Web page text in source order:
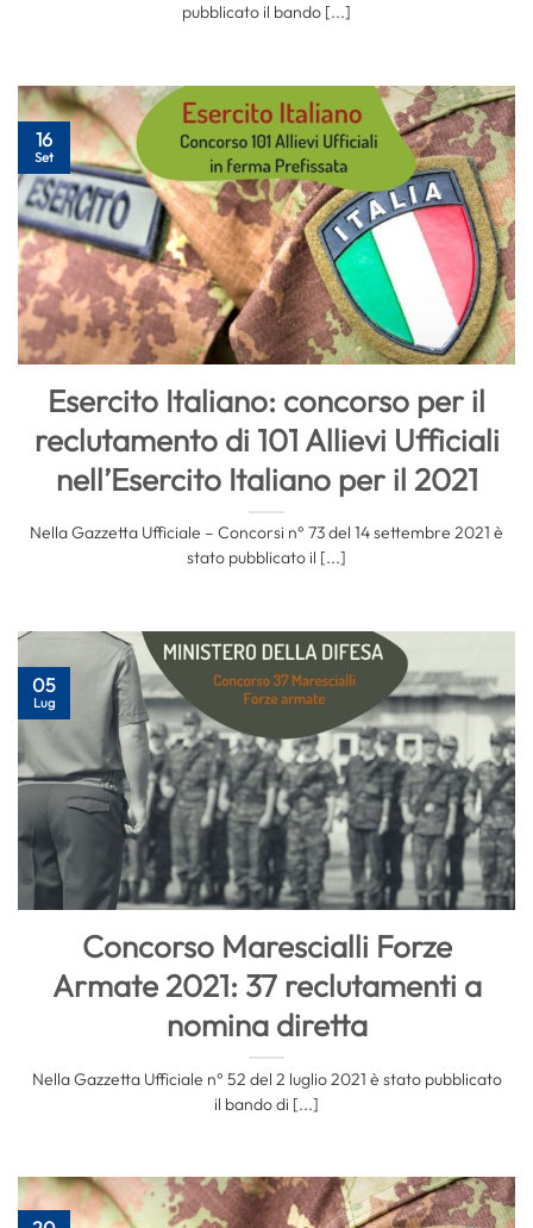
pubblicato il bando [...]
Esercito Italiano: concorso per il
reclutamento di 101 Allievi Ufficiali
nell’Esercito Italiano per il 2021
Nella Gazzetta Ufficiale – Concorsi n° 73 del 14 settembre 2021 è
stato pubblicato il [...]
16
Set
Concorso Marescialli Forze
Armate 2021: 37 reclutamenti a
nomina diretta
Nella Gazzetta Ufficiale n° 52 del 2 luglio 2021 è stato pubblicato
il bando di [...]
05
Lug